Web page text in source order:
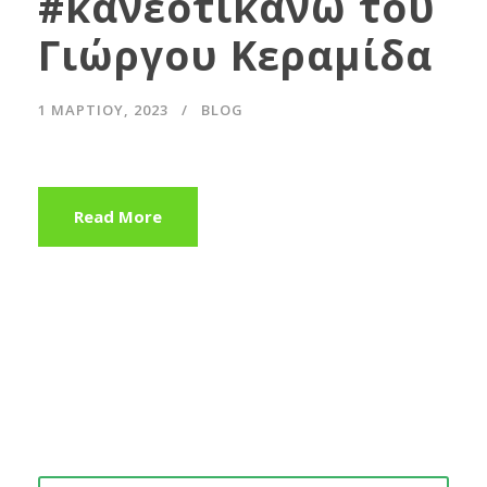
Γιώργου Κεραμίδα
1 ΜΑΡΤΊΟΥ, 2023 BLOG
Read More